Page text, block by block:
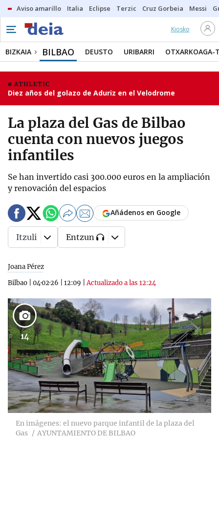
Aviso amarillo Italia Eclipse Terzic Cruz Gorbeia Messi
Kiosko
BIZKAIA BILBAO DEUSTO URIBARRI OTXARKOAGA-
ATHLETIC
Diez años del golazo de Aduriz en el Velodrome
La plaza del Gas de Bilbao
cuenta con nuevos juegos
infantiles
Se han invertido casi 300.000 euros en la ampliación
y renovación del espacios
Joana Pérez
Bilbao
04·02·26 12:09 |Actualizado a las 12:24
Añádenos en Google
Itzuli Entzun
14
En imágenes: el nuevo parque infantil de la plaza del
Gas
AYUNTAMIENTO DE BILBAO